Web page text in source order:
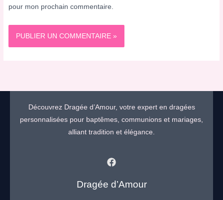
pour mon prochain commentaire.
Découvrez Dragée d’Amour, votre expert en dragées
personnalisées pour baptêmes, communions et mariages,
alliant tradition et élégance.
Dragée d’Amour